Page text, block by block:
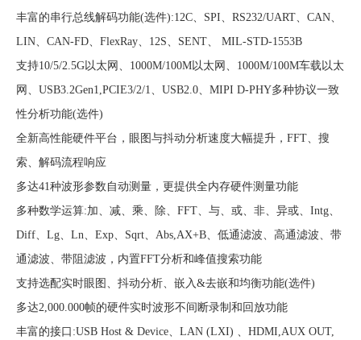
丰富的串行总线解码功能(选件):12C、SPI、RS232/UART、CAN、
LIN、CAN-FD、FlexRay、12S、SENT、 MIL-STD-1553B
支持10/5/2.5G以太网、1000M/100M以太网、1000M/100M车载以太
网、USB3.2Gen1,PCIE3/2/1、USB2.0、MIPI D-PHY多种协议一致
性分析功能(选件)
全新高性能硬件平台，眼图与抖动分析速度大幅提升， FFT、搜
索、解码流程响应
多达41种波形参数自动测量，更提供全内存硬件测量功能
多种数学运算:加、减、乘、除、FFT、与、或、非、异或、Intg、
Diff、Lg、Ln、Exp、Sqrt、Abs,AX+B、低通滤波、高通滤波、带
通滤波、带阻滤波，内置FFT分析和峰值搜索功能
支持选配实时眼图、抖动分析、嵌入&去嵌和均衡功能(选件)
多达2,000.000帧的硬件实时波形不间断录制和回放功能
丰富的接口 :USB Host & Device、LAN (LXI) 、HDMI,AUX OUT,